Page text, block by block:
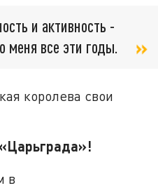
и активность -
меня все эти годы.
королева свои
в